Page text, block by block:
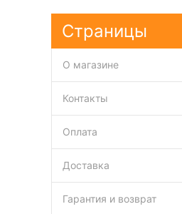
Страницы
О магазине
Контакты
Оплата
Доставка
Гарантия и возврат